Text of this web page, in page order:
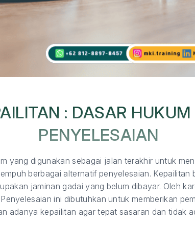
: DASAR
PENYELESAIAN
yang digunakan sebagai jalan terakhir untuk
berbagai alternatif penyelesaian. Kepailitan
jaminan gadai yang belum dibayar. Oleh
ini dibutuhkan untuk memberikan
adanya kepailitan agar tepat sasaran dan tidak